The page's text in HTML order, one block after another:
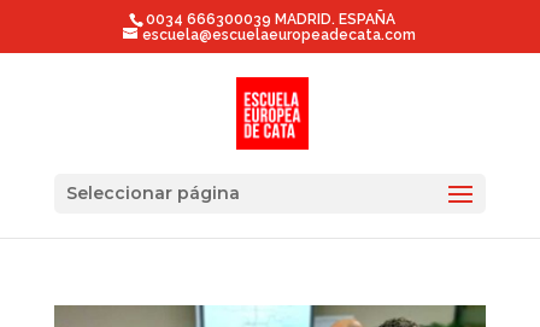
0034 666300039 MADRID. ESPAÑA
escuela@escuelaeuropeadecata.com
Seleccionar página